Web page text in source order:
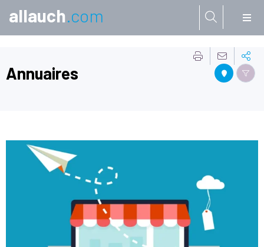
allauch.com
Annuaires